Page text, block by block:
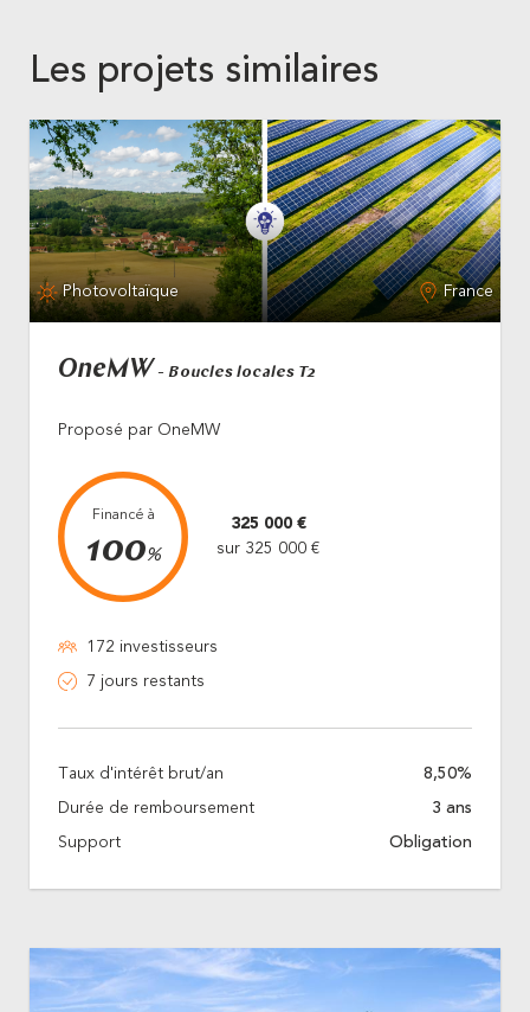
Les projets similaires
Photovoltaïque France
OneMW - Boucles locales T2
Proposé par OneMW
Financé à
100%
325 000 €
sur 325 000 €
172 investisseurs
7 jours restants
Taux d'intérêt brut/an 8,50%
Durée de remboursement 3 ans
Support Obligation